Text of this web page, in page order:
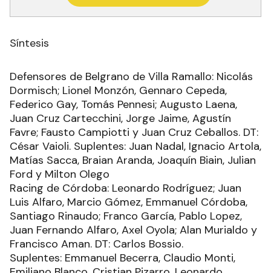
Síntesis
Defensores de Belgrano de Villa Ramallo: Nicolás
Dormisch; Lionel Monzón, Gennaro Cepeda,
Federico Gay, Tomás Pennesi; Augusto Laena,
Juan Cruz Cartecchini, Jorge Jaime, Agustín
Favre; Fausto Campiotti y Juan Cruz Ceballos. DT:
César Vaioli. Suplentes: Juan Nadal, Ignacio Artola,
Matías Sacca, Braian Aranda, Joaquín Biain, Julian
Ford y Milton Olego
Racing de Córdoba: Leonardo Rodríguez; Juan
Luis Alfaro, Marcio Gómez, Emmanuel Córdoba,
Santiago Rinaudo; Franco García, Pablo Lopez,
Juan Fernando Alfaro, Axel Oyola; Alan Murialdo y
Francisco Aman. DT: Carlos Bossio.
Suplentes: Emmanuel Becerra, Claudio Monti,